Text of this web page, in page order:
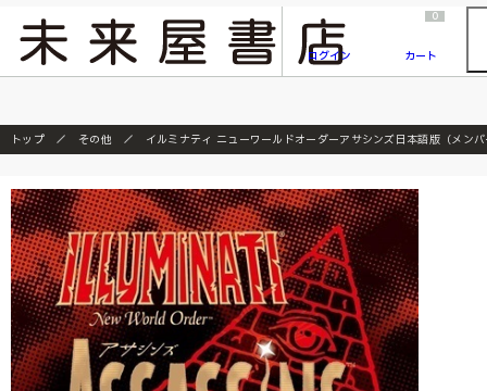
『ONE PIECE magazine 021 ONE PIECEカード付き同梱版』発売延期のご案内
ログイン
0
カート
トップ その他 イルミナティ ニューワールドオーダーアサシンズ日本語版（メン